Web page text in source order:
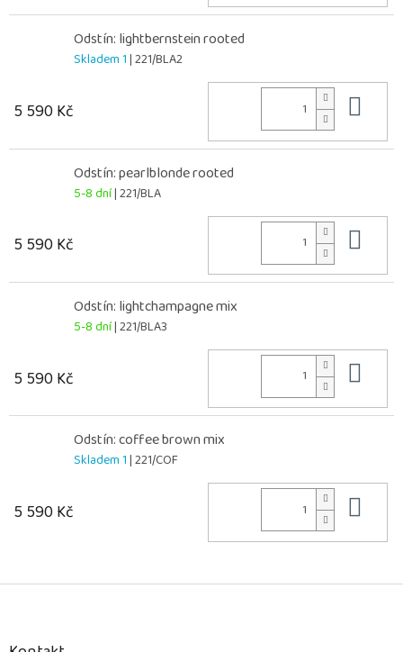
Odstín: lightbernstein rooted
Skladem 1| 221/BLA2
5 590 Kč
Odstín: pearlblonde rooted
5-8 dní| 221/BLA
5 590 Kč
Odstín: lightchampagne mix
5-8 dní| 221/BLA3
5 590 Kč
Odstín: coffee brown mix
Skladem 1| 221/COF
5 590 Kč
Z